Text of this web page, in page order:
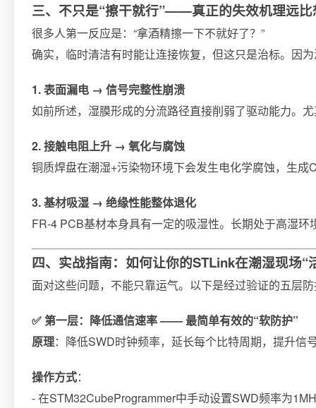
三、不只是“擦干就行”——真正的失效机理远比
很多人第一反应是：“拿酒精擦一下不就好了？”
确实，临时清洁有时能让连接恢复，但这只是治标。因
1. 表面漏电 → 信号完整性崩溃
如前所述，湿膜形成的分流路径直接削弱了驱动能力。
2. 接触电阻上升 → 氧化与腐蚀
铜质焊盘在潮湿+污染物环境下会发生电化学腐蚀，生
3. 基材吸湿 → 绝缘性能整体退化
FR-4 PCB基材本身具有一定的吸湿性。长期处于高湿
四、实战指南：如何让你的STLink在潮湿现场“
面对这些问题，不能只靠运气。以下是经过验证的五层
✅ 第一层：降低通信速率 —— 最简单有效的“软防护”
原理：降低SWD时钟频率，延长每个比特周期，提升信
操作方式：
- 在STM32CubeProgrammer中手动设置SWD频率为